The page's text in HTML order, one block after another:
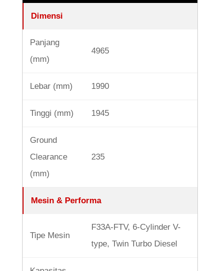
Dimensi
Panjang
(mm)
4965
Lebar (mm) 1990
Tinggi (mm) 1945
Ground
Clearance
(mm)
235
Mesin & Performa
Tipe Mesin
F33A-FTV, 6-Cylinder V-
type, Twin Turbo Diesel